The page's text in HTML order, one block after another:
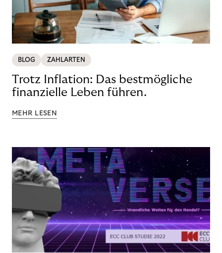
BLOG ZAHLARTEN
Trotz Inflation: Das bestmögliche
finanzielle Leben führen.
MEHR LESEN